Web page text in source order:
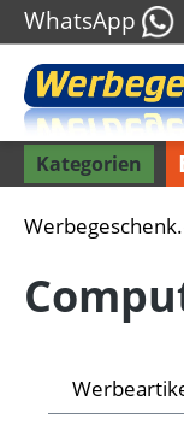
WhatsApp
Kategorien